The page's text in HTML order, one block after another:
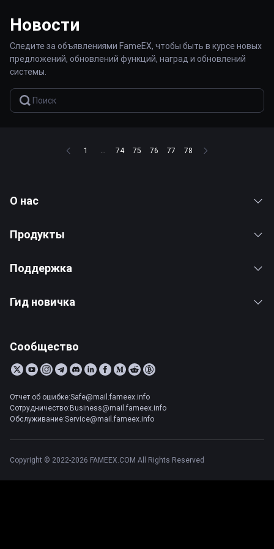
Новости
Следите за объявлениями FameEX, чтобы быть в курсе новых
предложений, обновлений функций, наград и обновлений
системы.
1 ... 74 75 76 77 78
О нас
Продукты
Поддержка
Гид новичка
Сообщество
Отчет об ошибке:Safe@mail.fameex.info
Сотрудничество:Business@mail.fameex.info
Обслуживание:Service@mail.fameex.info
Copyright © 2022-2026 FAMEEX.COM All Rights Reserved